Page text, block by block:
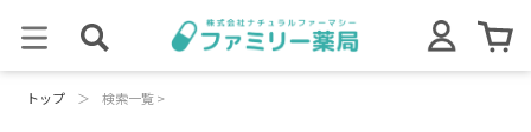
トップ ＞ 検索一覧 >